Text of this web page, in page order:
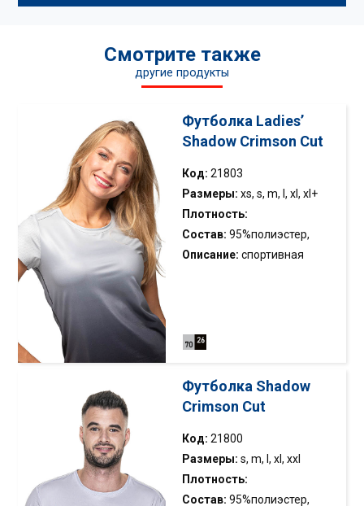
Смотрите также
другие продукты
Футболка Ladies’
Shadow Crimson Cut
Код: 21803
Размеры: xs, s, m, l, xl, xl+
Плотность:
180g/m2 передний,
140g/m2назад
Состав: 95%полиэстер,
5%эластан
Описание: спортивная
влагоотводящей отделкой
распределения влаги и
быстрого высыхания;
плечи выполнены из
быстросохнущего и
дышащего сетчатого
материала интерлок;
Футболка Shadow
Crimson Cut
Код: 21800
Размеры: s, m, l, xl, xxl
Плотность:
180g/m2 передний,
Состав: 95%полиэстер,